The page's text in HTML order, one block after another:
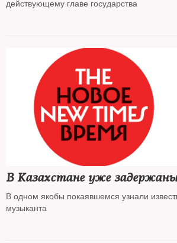
действующему главе государства
В Казахстане уже задержаны
В одном якобы покаявшемся узнали
музыканта